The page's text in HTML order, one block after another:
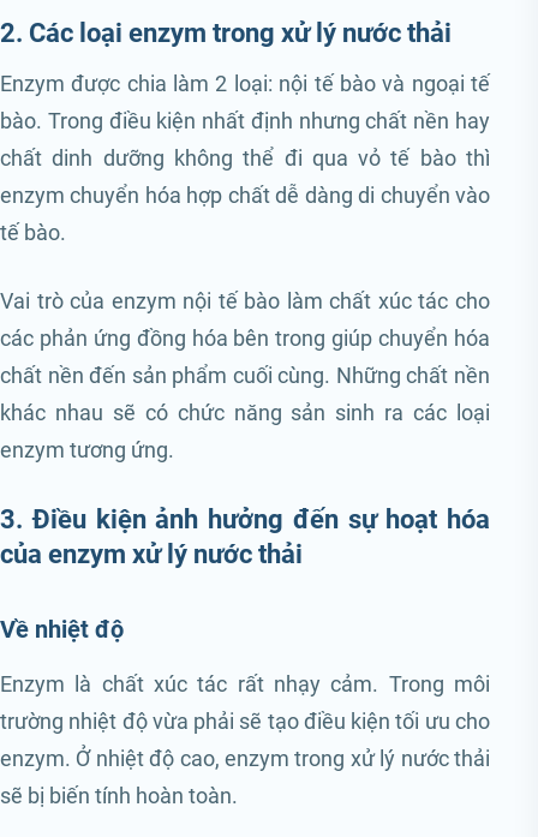
2. Các loại enzym trong xử lý nước thải
Enzym được chia làm 2 loại: nội tế bào và ngoại tế
bào. Trong điều kiện nhất định nhưng chất nền hay
chất dinh dưỡng không thể đi qua vỏ tế bào thì
enzym chuyển hóa hợp chất dễ dàng di chuyển vào
tế bào.
Vai trò của enzym nội tế bào làm chất xúc tác cho
các phản ứng đồng hóa bên trong giúp chuyển hóa
chất nền đến sản phẩm cuối cùng. Những chất nền
khác nhau sẽ có chức năng sản sinh ra các loại
enzym tương ứng.
3. Điều kiện ảnh hưởng đến sự hoạt hóa
của enzym xử lý nước thải
Về nhiệt độ
Enzym là chất xúc tác rất nhạy cảm. Trong môi
trường nhiệt độ vừa phải sẽ tạo điều kiện tối ưu cho
enzym. Ở nhiệt độ cao, enzym trong xử lý nước thải
sẽ bị biến tính hoàn toàn.